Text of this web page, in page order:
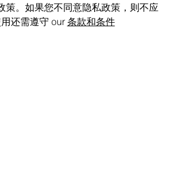
策。如果您不同意隐私政策，则不应
还需遵守 our条款和条件